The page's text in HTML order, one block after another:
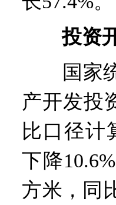
投资
国家统
产开发投
比口径计
下降
方米，同